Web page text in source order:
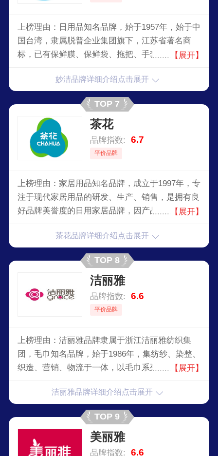
上榜理由：日用品知名品牌，始于1957年，始于中
国台湾，隶属脱普企业集团旗下，江苏省著名商
标，已有保鲜膜、保鲜袋、拖把、手套、抹布、百
种的家用系列产品。
【展开】
妙洁品牌详细介绍点击展开
TOP 7
茶花
品牌指数: 6.7
平价品牌
上榜理由：家居用品知名品牌，成立于1997年，专
注于现代家居用品的研发、生产、销售，是拥有良
好品牌美誉度的日用家居品牌，因产品分类齐全、
具有强大的产品研发能力，并不断开发出新颖、时
尚、差异化的家居用品，于2017年2月在上海证券
交易所主板上市交易。
【展开】
茶花品牌详细介绍点击展开
TOP 8
洁丽雅
品牌指数: 6.6
平价品牌
上榜理由：洁丽雅品牌隶属于浙江洁丽雅纺织集
团，毛巾知名品牌，始于1986年，集纺纱、染整、
织造、营销、物流于一体，以毛巾系列产品为核心
的集团公司。
【展开】
洁丽雅品牌详细介绍点击展开
TOP 9
美丽雅
品牌指数: 6.6